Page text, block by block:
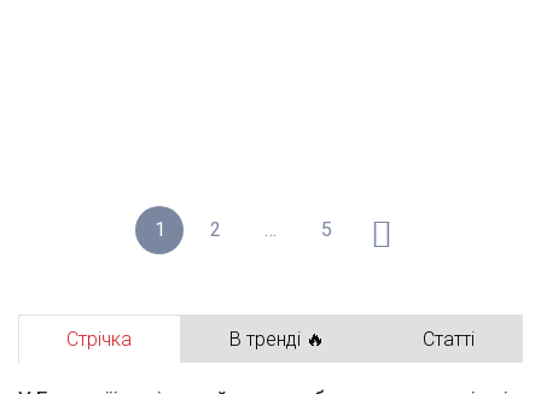
1 2 … 5
Стрічка В тренді 🔥 Статті